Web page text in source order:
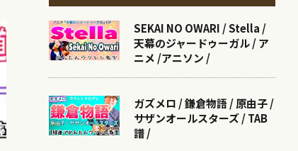
SEKAI NO OWARI / Stella /
天幕のジャードゥーガル / ア
ニメ /アニソン /
ガズメロ / 鎌倉物語 / 原由子 /
サザンオールスターズ / TAB
譜 /